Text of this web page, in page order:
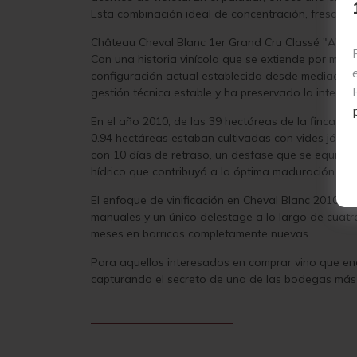
Esta combinación ideal de concentración,
Château Cheval Blanc 1er Grand Cru Classé "A"
Con una historia vinícola que se extiende por
configuración actual establecida desde
gestión técnica estable y ha preservado la
En el año 2010, de las 39 hectáreas de la finca
0.94 hectáreas estaban cultivadas con vides
con 10 días de retraso, un desfase que se
hídrico que contribuyó a la óptima maduración de
El enfoque de vinificación en Cheval Blanc 2010
manuales y un único delestage a lo largo de
meses en barricas completamente nuevas.
Para aquellos interesados en comprar vino que
capturando el secreto de una de las bodegas